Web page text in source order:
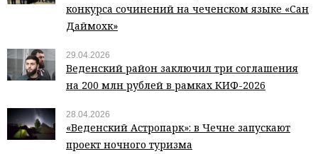
конкурса сочинений на чеченском языке «Сан
Даймохк»
29.04.2026
Веденский район заключил три соглашения
на 200 млн рублей в рамках КИФ-2026
28.04.2026
«Веденский Астропарк»: в Чечне запускают
проект ночного туризма